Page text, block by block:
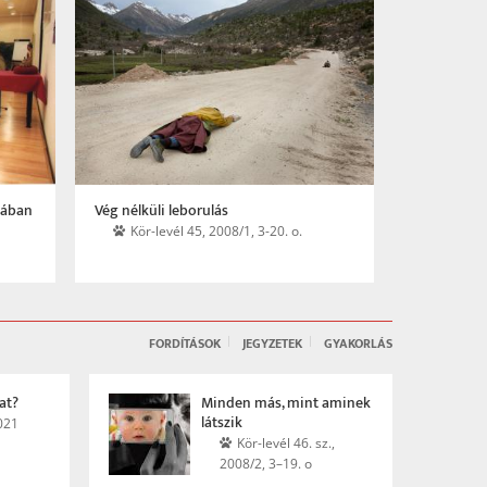
A buddhista sztúpa – spirituális
építészeti elvek
Magyar Építőművészet, 2007/4.
FORDÍTÁSOK JEGYZETEK GYAKORLÁS
Minden más, mint aminek
látszik
Kör-levél 46. sz.,
2008/2, 3–19. o